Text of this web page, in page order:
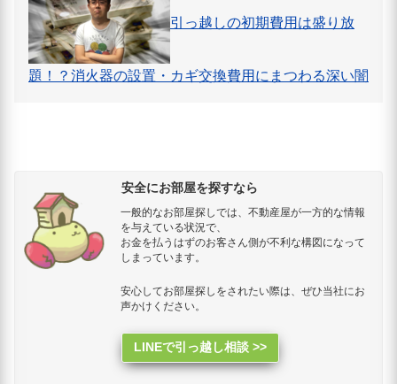
引っ越しの初期費用は盛り放
題！？消火器の設置・カギ交換費用にまつわる深い闇
安全にお部屋を探すなら
一般的なお部屋探しでは、不動産屋が一方的な情報
を与えている状況で、
お金を払うはずのお客さん側が不利な構図になって
しまっています。
安心してお部屋探しをされたい際は、ぜひ当社にお
声かけください。
LINEで引っ越し相談 >>